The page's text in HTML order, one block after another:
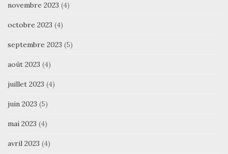
novembre 2023 (4)
octobre 2023 (4)
septembre 2023 (5)
août 2023 (4)
juillet 2023 (4)
juin 2023 (5)
mai 2023 (4)
avril 2023 (4)